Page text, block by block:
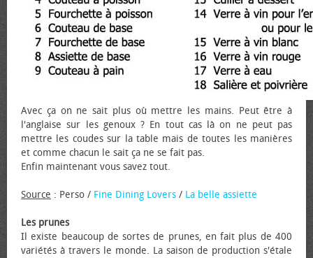
Avec ça on ne sait plus où mettre les mains. Peut être à
l'anglaise sur les genoux ? En tout cas là on ne peut pas
mettre les coudes sur la table mais de toutes les manières
et comme chacun le sait ça ne se fait pas.
Enfin maintenant vous savez tout.
Source : Perso / Fine Dining Lovers / La belle assiette
Les prunes
Il existe beaucoup de sortes de prunes, en fait plus de 400
variétés à travers le monde. La saison de production s'étale